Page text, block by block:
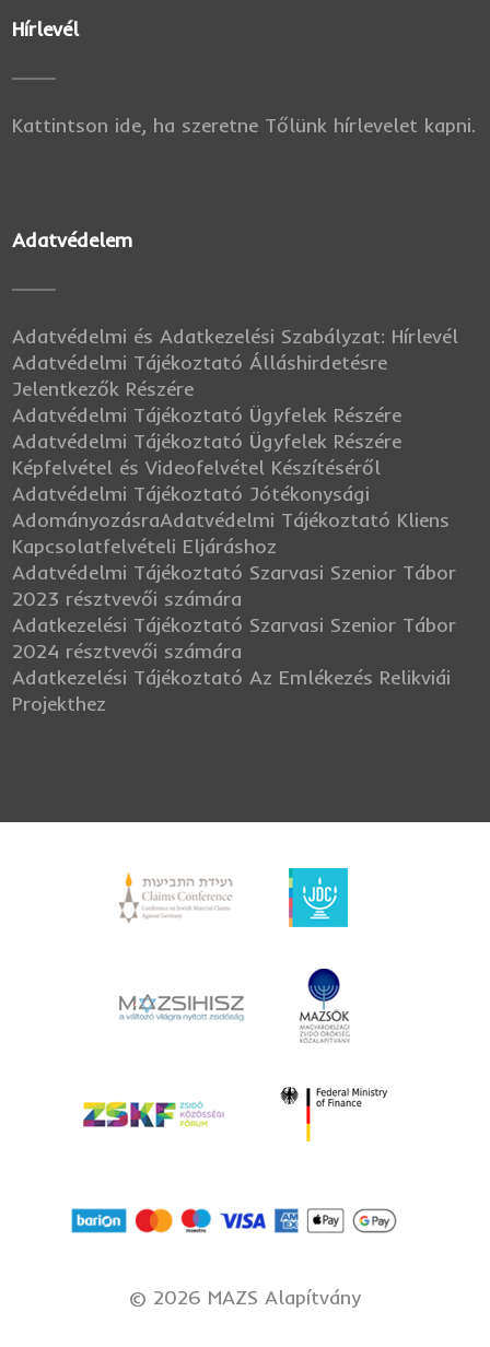
Hírlevél
Kattintson ide, ha szeretne Tőlünk hírlevelet kapni.
Adatvédelem
Adatvédelmi és Adatkezelési Szabályzat: Hírlevél
Adatvédelmi Tájékoztató Álláshirdetésre
Jelentkezők Részére
Adatvédelmi Tájékoztató Ügyfelek Részére
Adatvédelmi Tájékoztató Ügyfelek Részére
Képfelvétel és Videofelvétel Készítéséről
Adatvédelmi Tájékoztató Jótékonysági
AdományozásraAdatvédelmi Tájékoztató Kliens
Kapcsolatfelvételi Eljáráshoz
Adatvédelmi Tájékoztató Szarvasi Szenior Tábor
2023 résztvevői számára
Adatkezelési Tájékoztató Szarvasi Szenior Tábor
2024 résztvevői számára
Adatkezelési Tájékoztató Az Emlékezés Relikviái
Projekthez
© 2026 MAZS Alapítvány